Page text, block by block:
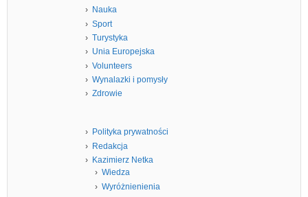
Nauka
Sport
Turystyka
Unia Europejska
Volunteers
Wynalazki i pomysły
Zdrowie
Polityka prywatności
Redakcja
Kazimierz Netka
Wiedza
Wyróżnienienia